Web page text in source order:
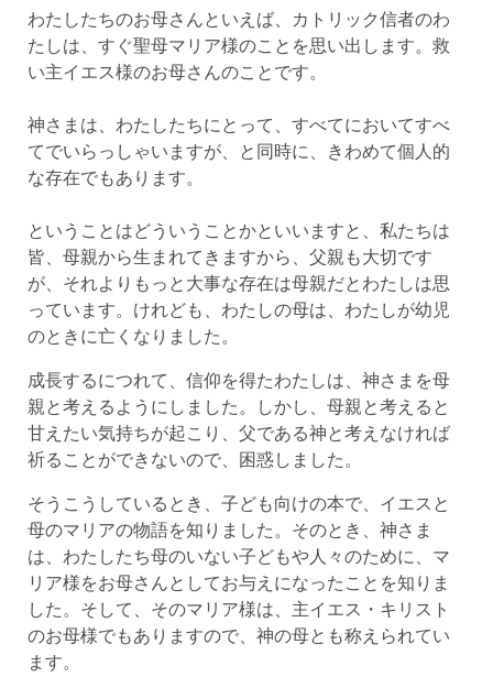
わたしたちのお母さんといえば、カトリック信者のわ
たしは、すぐ聖母マリア様のことを思い出します。救
い主イエス様のお母さんのことです。
神さまは、わたしたちにとって、すべてにおいてすべ
てでいらっしゃいますが、と同時に、きわめて個人的
な存在でもあります。
ということはどういうことかといいますと、私たちは
皆、母親から生まれてきますから、父親も大切です
が、それよりもっと大事な存在は母親だとわたしは思
っています。けれども、わたしの母は、わたしが幼児
のときに亡くなりました。
成長するにつれて、信仰を得たわたしは、神さまを母
親と考えるようにしました。しかし、母親と考えると
甘えたい気持ちが起こり、父である神と考えなければ
祈ることができないので、困惑しました。
そうこうしているとき、子ども向けの本で、イエスと
母のマリアの物語を知りました。そのとき、神さま
は、わたしたち母のいない子どもや人々のために、マ
リア様をお母さんとしてお与えになったことを知りま
した。そして、そのマリア様は、主イエス・キリスト
のお母様でもありますので、神の母とも称えられてい
ます。